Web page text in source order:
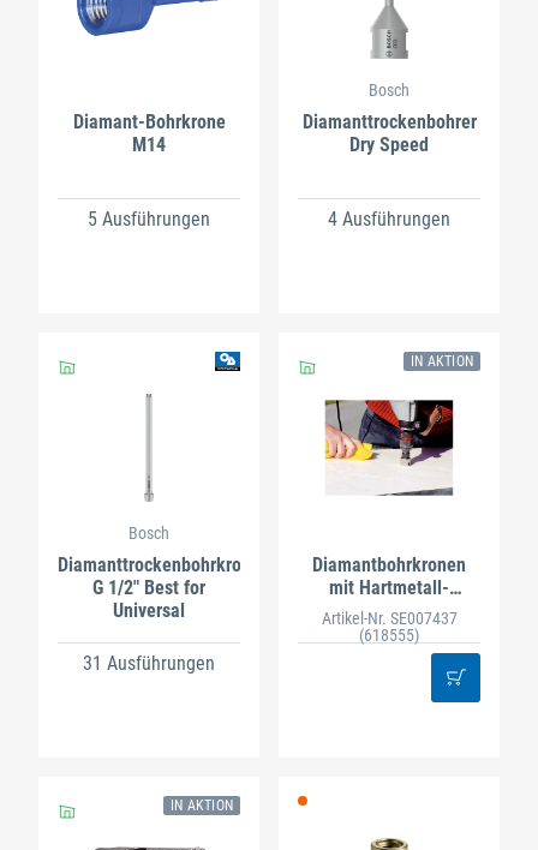
Diamant-Bohrkrone
M14
5 Ausführungen
Bosch
Diamanttrockenbohrer
Dry Speed
4 Ausführungen
Bosch
Diamanttrockenbohrkrone
G 1/2" Best for
Universal
31 Ausführungen
IN AKTION
Diamantbohrkronen
mit Hartmetall-
Zentrierbohrer
Artikel-Nr. SE007437
(618555)
IN AKTION